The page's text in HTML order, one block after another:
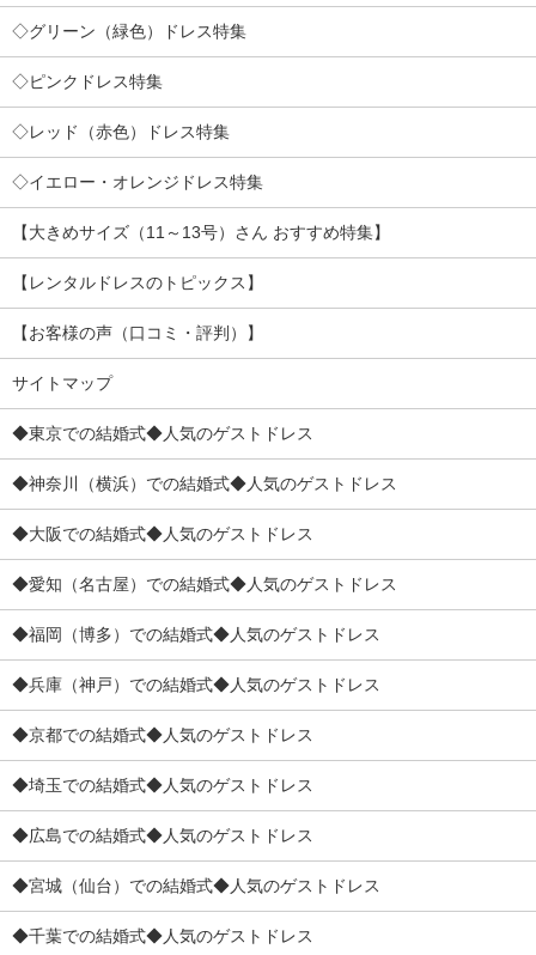
◇グリーン（緑色）ドレス特集
◇ピンクドレス特集
◇レッド（赤色）ドレス特集
◇イエロー・オレンジドレス特集
【大きめサイズ（11～13号）さん おすすめ特集】
【レンタルドレスのトピックス】
【お客様の声（口コミ・評判）】
サイトマップ
◆東京での結婚式◆人気のゲストドレス
◆神奈川（横浜）での結婚式◆人気のゲストドレス
◆大阪での結婚式◆人気のゲストドレス
◆愛知（名古屋）での結婚式◆人気のゲストドレス
◆福岡（博多）での結婚式◆人気のゲストドレス
◆兵庫（神戸）での結婚式◆人気のゲストドレス
◆京都での結婚式◆人気のゲストドレス
◆埼玉での結婚式◆人気のゲストドレス
◆広島での結婚式◆人気のゲストドレス
◆宮城（仙台）での結婚式◆人気のゲストドレス
◆千葉での結婚式◆人気のゲストドレス